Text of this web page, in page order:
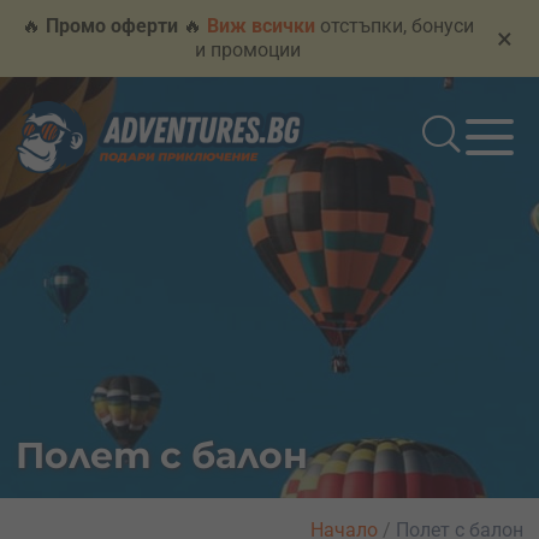
🔥 Промо оферти 🔥 Виж всички отстъпки, бонуси
и промоции
×
Полет с балон
Начало / Полет с балон